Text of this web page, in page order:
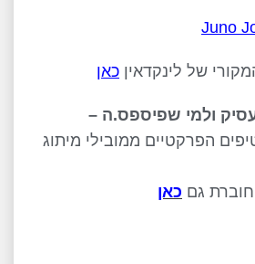
Juno
של לינקדאין כאן
ולמי שפיספס.ה –
40+ הטיפים הפרקטיים ממובילי מיתוג
גם כאן